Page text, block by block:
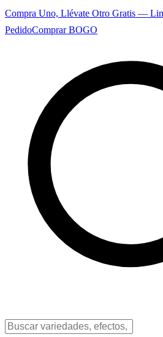
Compra Uno, Llévate Otro Gratis —
PedidoComprar BOGO